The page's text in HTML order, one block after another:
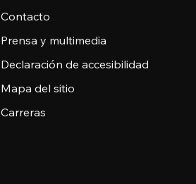
Contacto
Prensa y multimedia
Declaración de accesibilidad
Mapa del sitio
Carreras